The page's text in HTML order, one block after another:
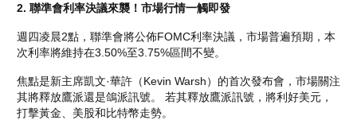
2. 聯準會利率決議來襲！市場行情一觸即發
週四凌晨2點，聯準會將公佈FOMC利率決議，市場普遍預期，本
次利率將維持在3.50%至3.75%區間不變。
焦點是新主席凱文·華許（Kevin Warsh）的首次發布會，市場關注
其將釋放鷹派還是鴿派訊號。 若其釋放鷹派訊號，將利好美元，
打擊黃金、美股和比特幣走勢。